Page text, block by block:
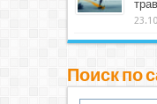
Поиск по